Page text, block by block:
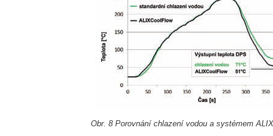
Obr. 8 Porovnání chlazení vodou a systémem